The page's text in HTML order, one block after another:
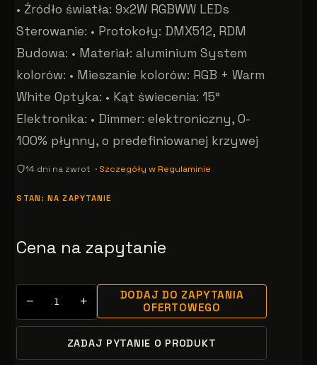
• Źródło światła: 9x2W RGBWW LEDs
Sterowanie: • Protokoły: DMX512, RDM
Budowa: • Materiał: aluminium System
kolorów: • Mieszanie kolorów: RGB + Warm
White Optyka: • Kąt świecenia: 15°
Elektronika: • Dimmer: elektroniczny, 0-
100% płynny, o predefiniowanej krzywej
14 dni na zwrot · Szczegóły w Regulaminie
STAN: NA ZAPYTANIE
Cena na zapytanie
− +
DODAJ DO ZAPYTANIA
OFERTOWEGO
ZADAJ PYTANIE O PRODUKT